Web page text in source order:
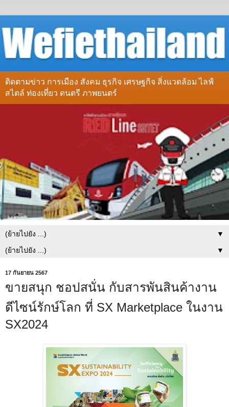
ติดตามข่าว การเมือง สังคม ธุรกิจ เศรษฐกิจ สิ่งแวดล้อม ไลฟ์
สไตล์ ท่องเที่ยว ดนตรี ภาพยนตร์
▼
▼
17 กันยายน 2567
ขายสนุก ชอปสนั่น กับสารพันสินค้างาน
ดีไซน์รักษ์โลก ที่ SX Marketplace ในงาน
SX2024